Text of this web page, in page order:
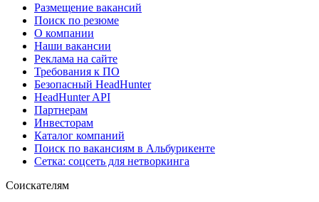
Размещение вакансий
Поиск по резюме
О компании
Наши вакансии
Реклама на сайте
Требования к ПО
Безопасный HeadHunter
HeadHunter API
Партнерам
Инвесторам
Каталог компаний
Поиск по вакансиям в Альбурикенте
Сетка: соцсеть для нетворкинга
Соискателям